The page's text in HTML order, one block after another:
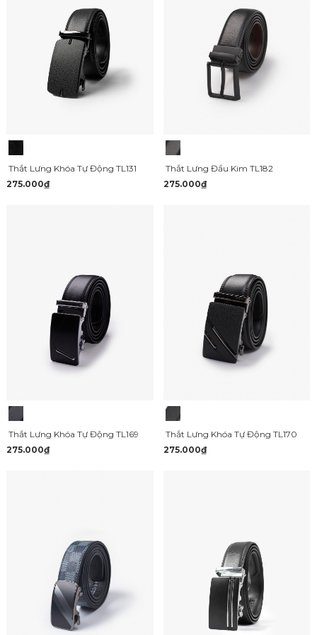
Thắt Lưng Khóa Tự Động TL131
275.000₫
Thắt Lưng Đầu Kim TL182
275.000₫
Thắt Lưng Khóa Tự Động TL169
275.000₫
Thắt Lưng Khóa Tự Động TL170
275.000₫